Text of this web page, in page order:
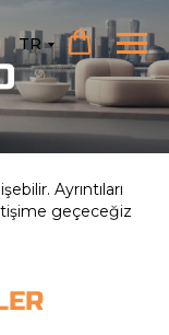
TR
Ayrıntıları
geçeceğiz